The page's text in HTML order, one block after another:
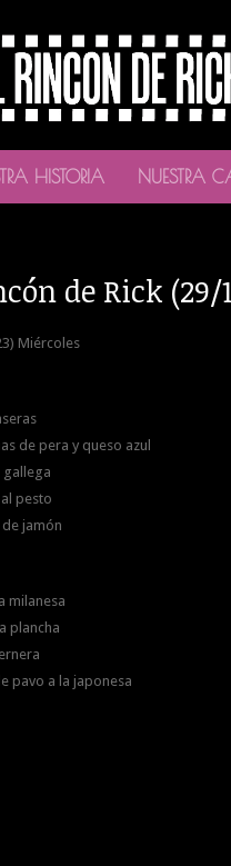
HISTORIA NUESTRA
de Rick (29/
Miércoles
de pera y queso azul
gallega
pesto
jamón
milanesa
plancha
pavo a la japonesa